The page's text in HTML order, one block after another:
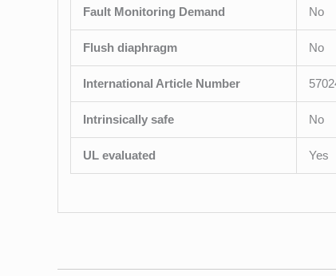
Fault Monitoring Demand No
Flush diaphragm No
International Article Number
Intrinsically safe No
UL evaluated Yes